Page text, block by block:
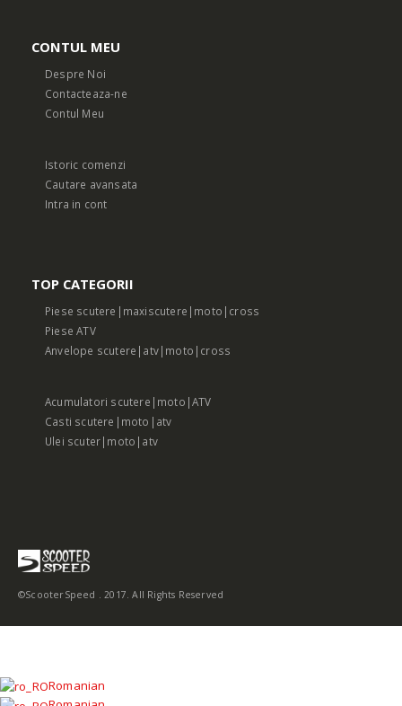
CONTUL MEU
Despre Noi
Contacteaza-ne
Contul Meu
Istoric comenzi
Cautare avansata
Intra in cont
TOP CATEGORII
Piese scutere|maxiscutere|moto|cross
Piese ATV
Anvelope scutere|atv|moto|cross
Acumulatori scutere|moto|ATV
Casti scutere|moto|atv
Ulei scuter|moto|atv
©ScooterSpeed . 2017. All Rights Reserved
Romanian